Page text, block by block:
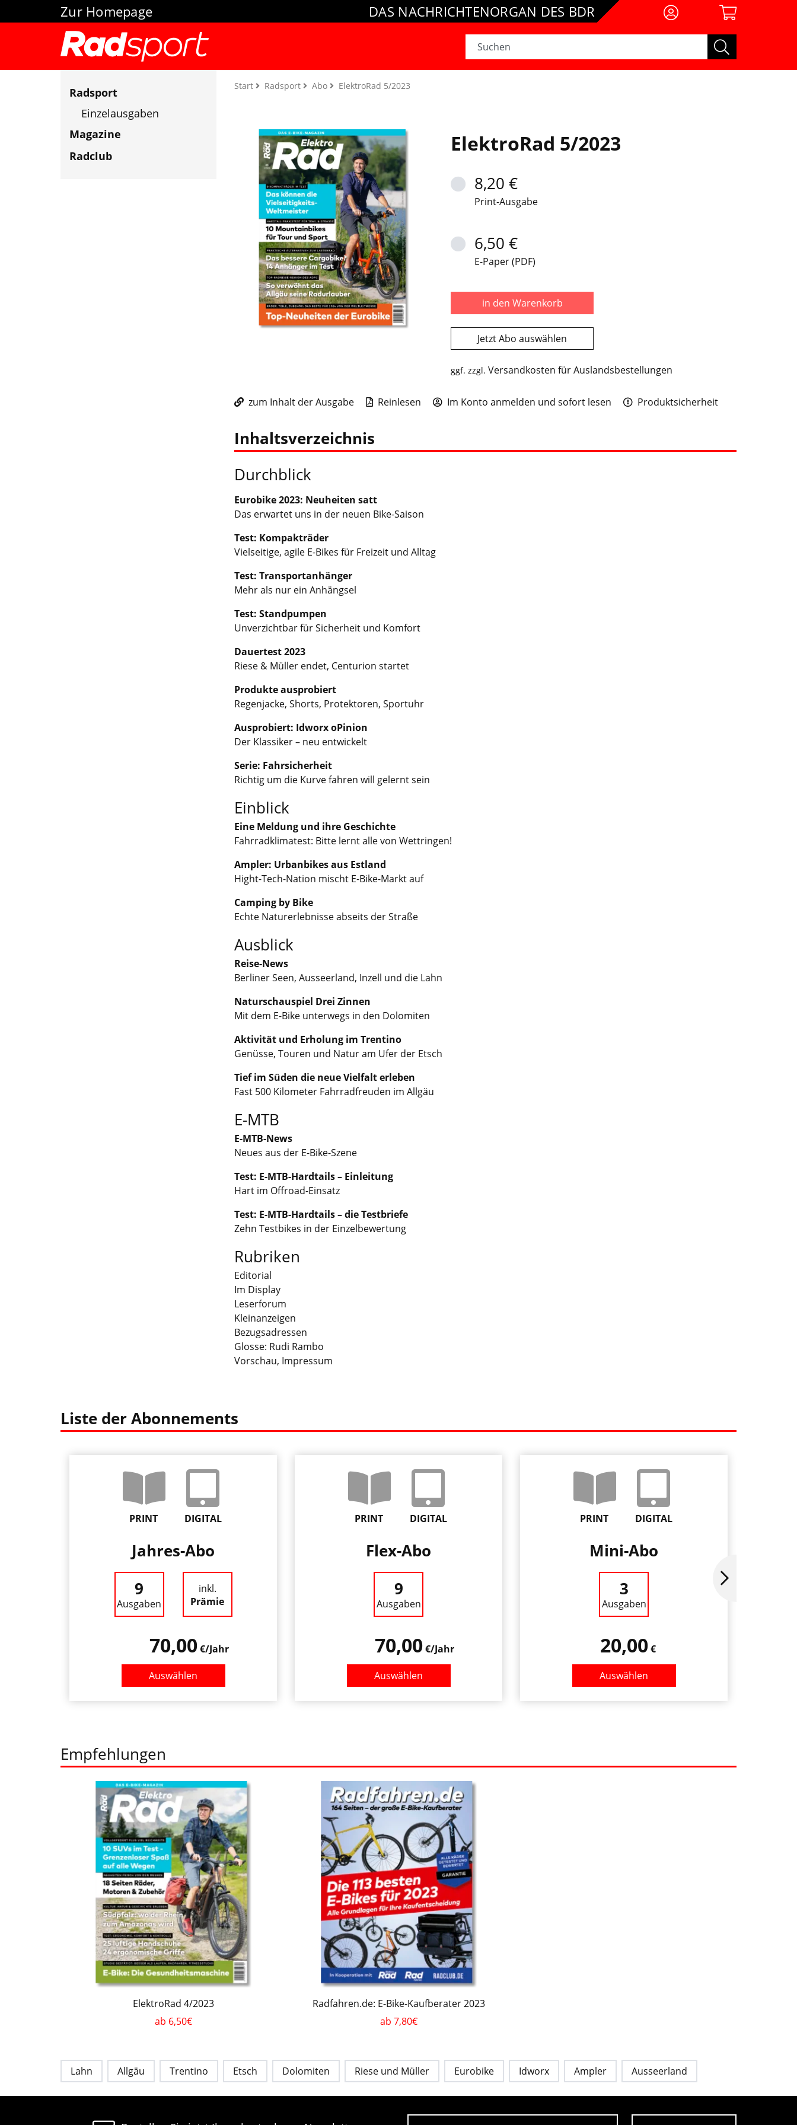
Zur Homepage DAS NACHRICHTENORGAN DES BDR
Radsport
Einzelausgaben
Magazine
Radclub
Start Radsport Abo ElektroRad 5/2023
ElektroRad 5/2023
8,20 €
Print-Ausgabe
6,50 €
E-Paper (PDF)
in den Warenkorb
Jetzt Abo auswählen
ggf. zzgl.Versandkosten für Auslandsbestellungen
zum Inhalt der Ausgabe Reinlesen Im Konto anmelden und sofort lesen Produktsicherheit
Inhaltsverzeichnis
Durchblick
Eurobike 2023: Neuheiten satt
Das erwartet uns in der neuen Bike-Saison
Test: Kompakträder
Vielseitige, agile E-Bikes für Freizeit und Alltag
Test: Transportanhänger
Mehr als nur ein Anhängsel
Test: Standpumpen
Unverzichtbar für Sicherheit und Komfort
Dauertest 2023
Riese & Müller endet, Centurion startet
Produkte ausprobiert
Regenjacke, Shorts, Protektoren, Sportuhr
Ausprobiert: Idworx oPinion
Der Klassiker – neu entwickelt
Serie: Fahrsicherheit
Richtig um die Kurve fahren will gelernt sein
Einblick
Eine Meldung und ihre Geschichte
Fahrradklimatest: Bitte lernt alle von Wettringen!
Ampler: Urbanbikes aus Estland
Hight-Tech-Nation mischt E-Bike-Markt auf
Camping by Bike
Echte Naturerlebnisse abseits der Straße
Ausblick
Reise-News
Berliner Seen, Ausseerland, Inzell und die Lahn
Naturschauspiel Drei Zinnen
Mit dem E-Bike unterwegs in den Dolomiten
Aktivität und Erholung im Trentino
Genüsse, Touren und Natur am Ufer der Etsch
Tief im Süden die neue Vielfalt erleben
Fast 500 Kilometer Fahrradfreuden im Allgäu
E-MTB
E-MTB-News
Neues aus der E-Bike-Szene
Test: E-MTB-Hardtails – Einleitung
Hart im Offroad-Einsatz
Test: E-MTB-Hardtails – die Testbriefe
Zehn Testbikes in der Einzelbewertung
Rubriken
Editorial
Im Display
Leserforum
Kleinanzeigen
Bezugsadressen
Glosse: Rudi Rambo
Vorschau, Impressum
Liste der Abonnements
PRINT DIGITAL
Jahres-Abo
9
Ausgaben
inkl.
Prämie
70,00€/Jahr
Auswählen
PRINT DIGITAL
Flex-Abo
9
Ausgaben
70,00€/Jahr
Auswählen
PRINT DIGITAL
Mini-Abo
3
Ausgaben
20,00€
Auswählen
Empfehlungen
ElektroRad 4/2023
ab 6,50€
Radfahren.de: E-Bike-Kaufberater 2023
ab 7,80€
Lahn Allgäu Trentino Etsch Dolomiten Riese und Müller Eurobike Idworx Ampler Ausseerland
E-Mail